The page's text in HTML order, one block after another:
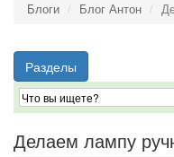
Блоги Блог Антон
Разделы
Делаем лампу